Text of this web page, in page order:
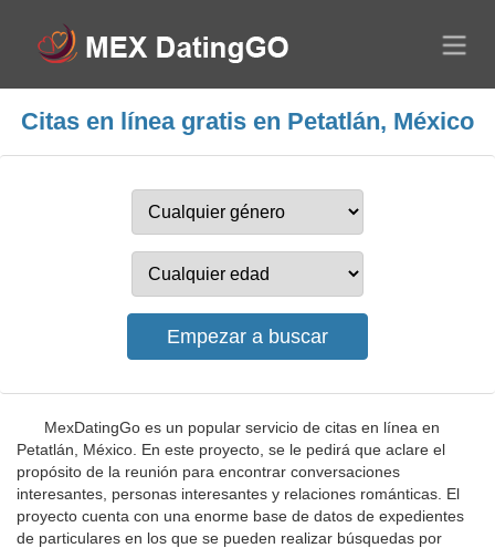
Citas en línea gratis en Petatlán, México
MexDatingGo es un popular servicio de citas en línea en
Petatlán, México. En este proyecto, se le pedirá que aclare el
propósito de la reunión para encontrar conversaciones
interesantes, personas interesantes y relaciones románticas. El
proyecto cuenta con una enorme base de datos de expedientes
de particulares en los que se pueden realizar búsquedas por